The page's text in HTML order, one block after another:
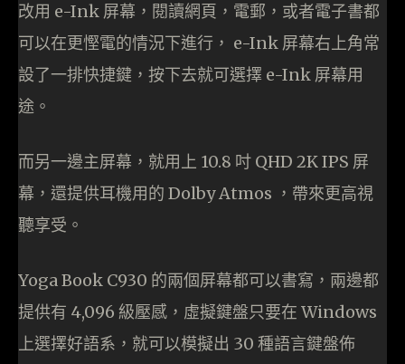
改用 e-Ink 屏幕，閱讀網頁，電郵，或者電子書都
可以在更慳電的情況下進行， e-Ink 屏幕右上角常
設了一排快捷鍵，按下去就可選擇 e-Ink 屏幕用
途。
而另一邊主屏幕，就用上 10.8 吋 QHD 2K IPS 屏
幕，還提供耳機用的 Dolby Atmos ，帶來更高視
聽享受。
Yoga Book C930 的兩個屏幕都可以書寫，兩邊都
提供有 4,096 級壓感，虛擬鍵盤只要在 Windows
上選擇好語系，就可以模擬出 30 種語言鍵盤佈